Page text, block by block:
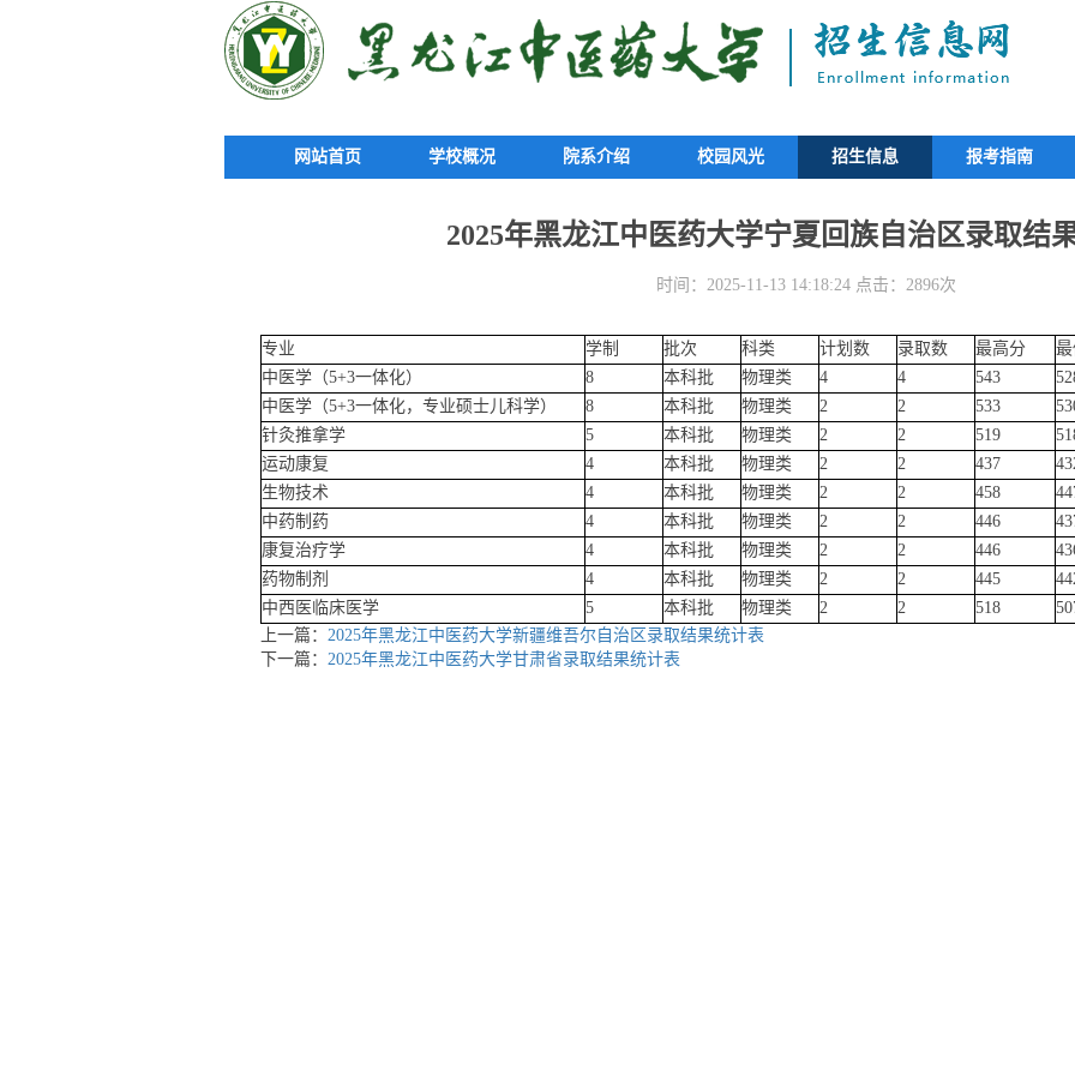
网站首页 学校概况 院系介绍 校园风光 招生信息 报考指南
2025年黑龙江中医药大学宁夏回族自治区录取结
时间：2025-11-13 14:18:24 点击：2896次
专业 学制 批次 科类 计划数 录取数 最高分
中医学（5+3一体化）
8 本科批 物理类 4 4 543
中医学（5+3一体化，专业硕士儿科学）
8 本科批 物理类 2 2 533
针灸推拿学
5 本科批 物理类 2 2 519
运动康复
4 本科批 物理类 2 2 437
生物技术
4 本科批 物理类 2 2 458
中药制药
4 本科批 物理类 2 2 446
康复治疗学
4 本科批 物理类 2 2 446
药物制剂
4 本科批 物理类 2 2 445
中西医临床医学
5 本科批 物理类 2 2 518
上一篇： 2025年黑龙江中医药大学新疆维吾尔自治区录取结果统计表
下一篇： 2025年黑龙江中医药大学甘肃省录取结果统计表